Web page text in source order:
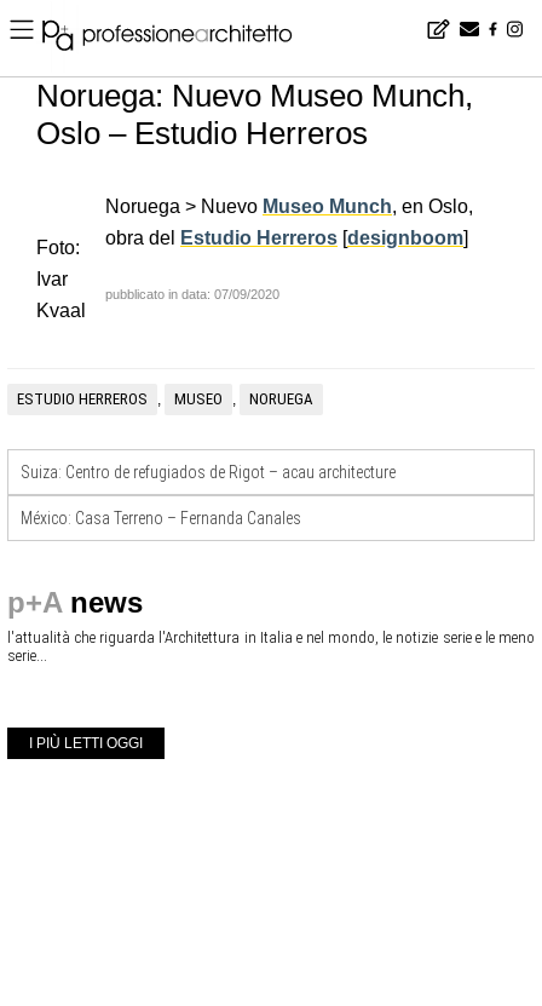
Home ▪ news ▪ es ▪ Noruega: Nuevo Museo Munch, Oslo – Estudio Herreros
Noruega: Nuevo Museo Munch,
Oslo – Estudio Herreros
Foto:
Ivar
Kvaal
Noruega > Nuevo Museo Munch, en Oslo,
obra del
Estudio Herreros [designboom]
pubblicato in data: 07/09/2020
ESTUDIO HERREROS , MUSEO , NORUEGA
Suiza: Centro de refugiados de Rigot – acau architecture
México: Casa Terreno – Fernanda Canales
p+A news
l'attualità che riguarda l'Architettura in Italia e nel mondo, le notizie serie e le meno
serie...
I PIÙ LETTI OGGI